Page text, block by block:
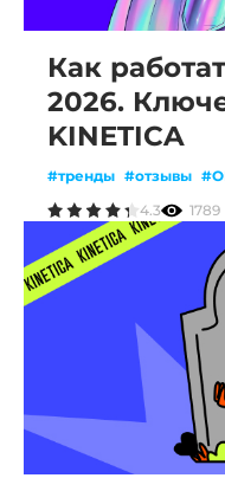
Как
2026.
KINETICA
#тренды #отзывы
4.3
1789